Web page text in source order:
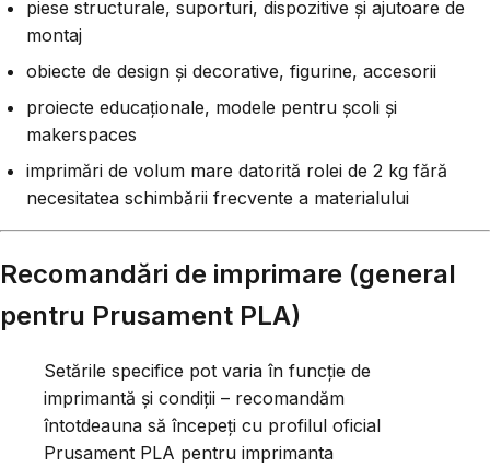
piese structurale, suporturi, dispozitive și ajutoare de
montaj
obiecte de design și decorative, figurine, accesorii
proiecte educaționale, modele pentru școli și
makerspaces
imprimări de volum mare datorită rolei de 2 kg fără
necesitatea schimbării frecvente a materialului
Recomandări de imprimare (general
pentru Prusament PLA)
Setările specifice pot varia în funcție de
imprimantă și condiții – recomandăm
întotdeauna să începeți cu profilul oficial
Prusament PLA pentru imprimanta